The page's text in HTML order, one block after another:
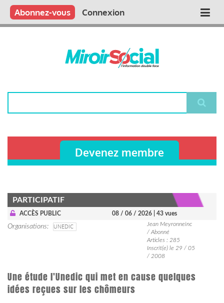
Aller
contenu
Main
Qui sommes nous ?
Vous publiez
Nous publions
Contactez-nous
Abonnez-vous Connexion
Devenez membre
PARTICIPATIF
ACCÈS PUBLIC 08 / 06 / 2026 | 43 vues
Organisations UNEDIC
Jean Meyronneinc
/ Abonné
Articles : 285
Inscrit(e) le 29 / 05
/ 2008
Une étude l'Unedic qui met en cause quelques
idées reçues sur les chômeurs